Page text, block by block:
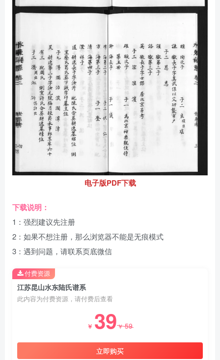
电子版PDF下载
下载说明：
1：强烈建议先注册
2：如果不想注册，那么浏览器不能是无痕模式
3：遇到问题，请联系页底微信
江苏昆山水东陆氏谱系
此内容为付费资源，请付费后查看
￥ 39￥59
立即购买
付费资源